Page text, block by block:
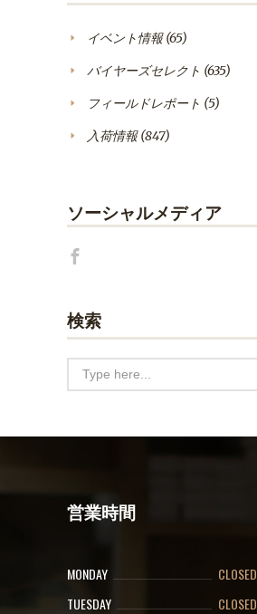
イベント情報(65)
バイヤーズセレクト (635)
フィールドレポート (5)
入荷情報(847)
ソーシャルメディア
検索
営業時間
MONDAY
CLOSED
TUESDAY
CLOSED